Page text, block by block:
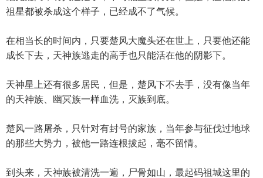
祖星都被杀成这个样子，已经成不了气候。
在相当长的时间内，只要楚风大魔头还在世上，只要他还能
成长下去，天神族逃走的高手也只能活在他的阴影下。
天神星上还有很多居民，但是，楚风下不去手，没有像当年
的天神族、幽冥族一样血洗，灭族到底。
楚风一路屠杀，只针对有封号的家族，当年参与征伐过地球
的那些大势力，被他一路连根拔起，毫不留情。
到头来，天神族被清洗一遍，尸骨如山，最起码祖城这里的